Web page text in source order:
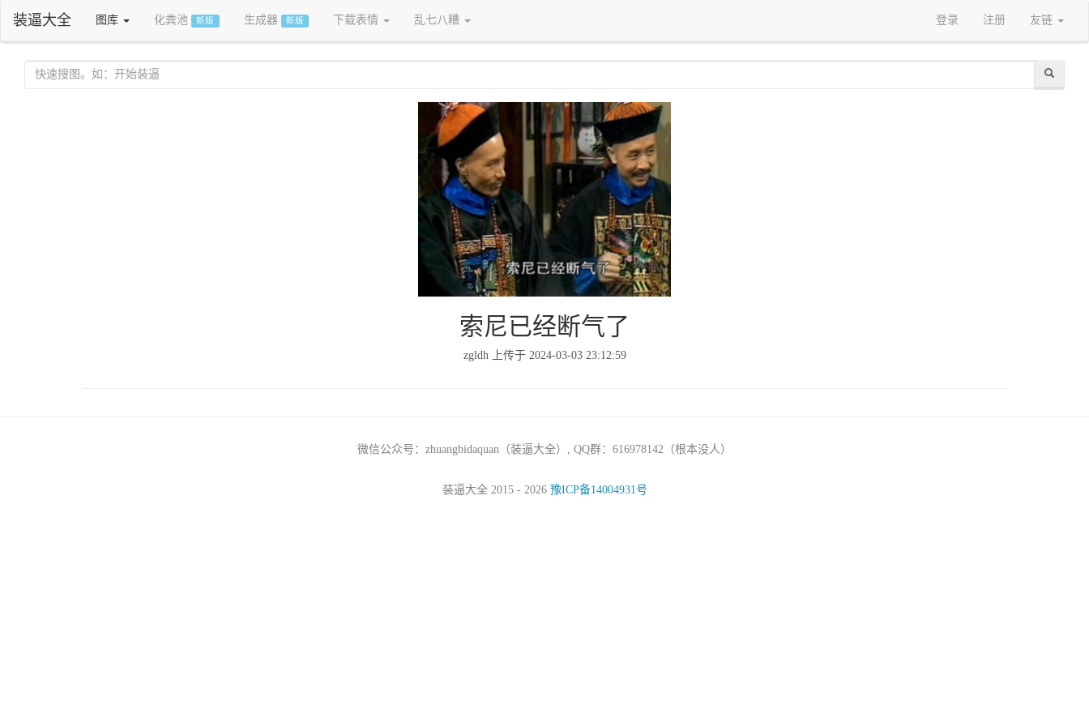
装逼大全 图库 化粪池 新版 生成器 新版 下载表情 乱七八糟 登录 注册 友链
索尼已经断气了
zgldh 上传于 2024-03-03 23:12:59
微信公众号：zhuangbidaquan（装逼大全）, QQ群：616978142（根本没人）
装逼大全 2015 - 2026 豫ICP备14004931号